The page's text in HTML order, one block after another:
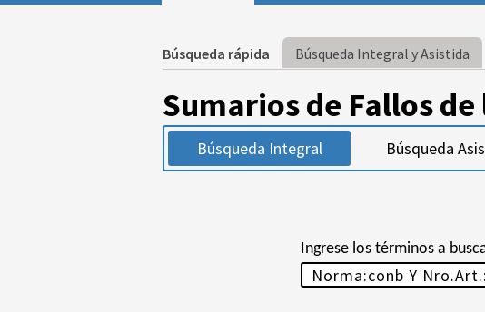
Búsqueda rápida Búsqueda Integral y Asistida
Sumarios de Fallos
Búsqueda Integral Búsqueda
Ingrese los términos a